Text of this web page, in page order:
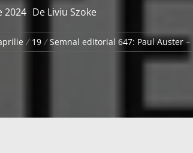
2024 De Liviu Szoke
19 Semnal editorial 647: Paul Auster